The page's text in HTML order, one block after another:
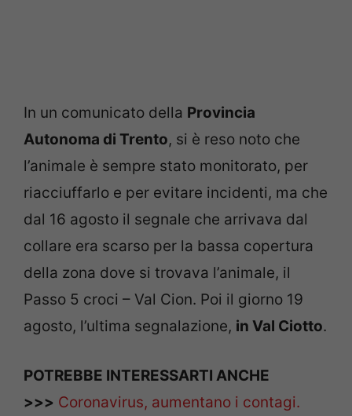
In un comunicato della Provincia
Autonoma di Trento, si è reso noto che
l’animale è sempre stato monitorato, per
riacciuffarlo e per evitare incidenti, ma che
dal 16 agosto il segnale che arrivava dal
collare era scarso per la bassa copertura
della zona dove si trovava l’animale, il
Passo 5 croci – Val Cion. Poi il giorno 19
agosto, l’ultima segnalazione, in Val Ciotto.
POTREBBE INTERESSARTI ANCHE
>>> Coronavirus, aumentano i contagi.